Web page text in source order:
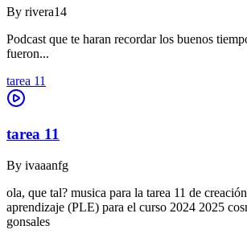
By rivera14
Podcast que te haran recordar los buenos
fueron...
tarea 11
tarea 11
By ivaaanfg
ola, que tal? musica para la tarea 11 de
aprendizaje (PLE) para el curso 2024 2025
gonsales